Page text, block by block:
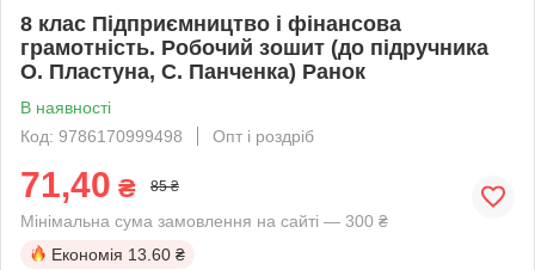
8 клас Підприємництво і фінансова
грамотність. Робочий зошит (до підручника
О. Пластуна, С. Панченка) Ранок
В наявності
Код: 9786170999498
Опт і роздріб
71,40 ₴ 85 ₴
Мінімальна сума замовлення на сайті — 300 ₴
Економія 13.60 ₴